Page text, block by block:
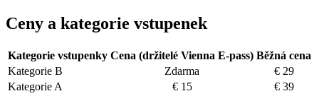
Ceny a kategorie vstupenek
Kategorie vstupenky Cena (držitelé Vienna E-pass) Běžná cena
Kategorie B
Zdarma
€ 29
Kategorie A
€ 15 € 39